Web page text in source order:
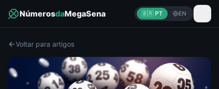
NúmerosdaMegaSena 🇧🇷 PT EN
Voltar para artigos